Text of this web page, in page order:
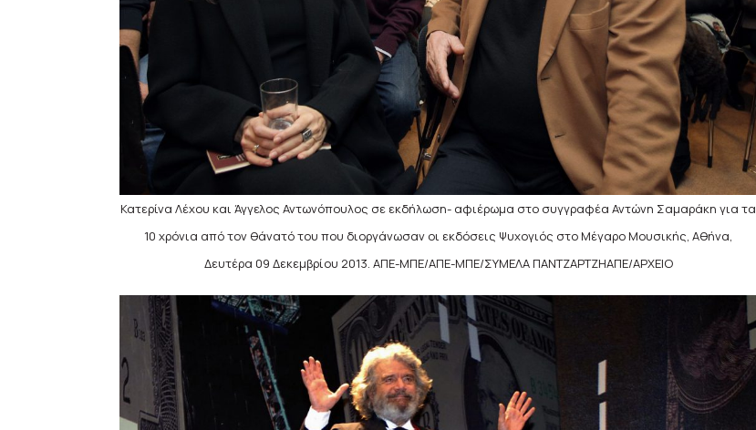
Κατερίνα Λέχου και Άγγελος Αντωνόπουλος σε εκδήλωση- αφιέρωμα στο συγγραφέα Αντώνη Σαμαράκη για τα
10 χρόνια από τον θάνατό του που διoργάνωσαν οι εκδόσεις Ψυχογιός στο Μέγαρο Μουσικής, Αθήνα,
Δευτέρα 09 Δεκεμβρίου 2013. ΑΠΕ-ΜΠΕ/ΑΠΕ-ΜΠΕ/ΣΥΜΕΛΑ ΠΑΝΤΖΑΡΤΖΗΑΠΕ/ΑΡΧΕΙΟ